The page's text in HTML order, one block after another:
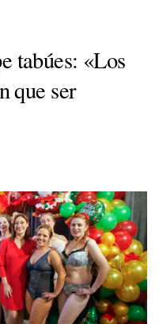
tabúes: «Los
que ser